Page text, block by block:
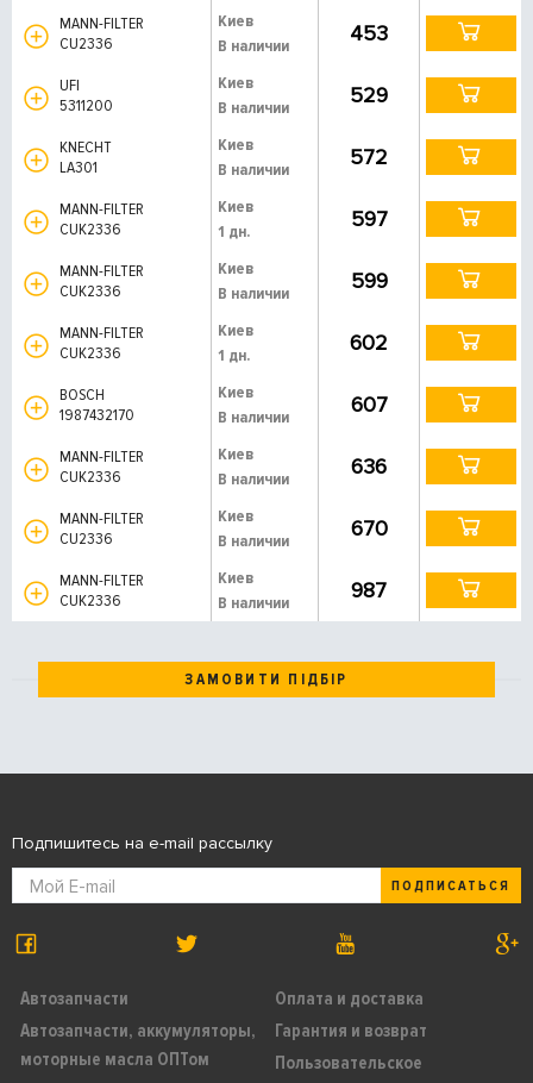
MANN-FILTER
CU2336
Киев
В наличии
453
UFI
5311200
Киев
В наличии
529
KNECHT
LA301
Киев
В наличии
572
MANN-FILTER
CUK2336
Киев
1 дн.
597
MANN-FILTER
CUK2336
Киев
В наличии
599
MANN-FILTER
CUK2336
Киев
1 дн.
602
BOSCH
1987432170
Киев
В наличии
607
MANN-FILTER
CUK2336
Киев
В наличии
636
MANN-FILTER
CU2336
Киев
В наличии
670
MANN-FILTER
CUK2336
Киев
В наличии
987
ЗАМОВИТИ ПІДБІР
Автозапчасти
Автозапчасти, аккумуляторы,
моторные масла ОПТом
Оплата и доставка
Гарантия и возврат
Пользовательское
Подпишитесь на e-mail рассылку
ПОДПИСАТЬСЯ